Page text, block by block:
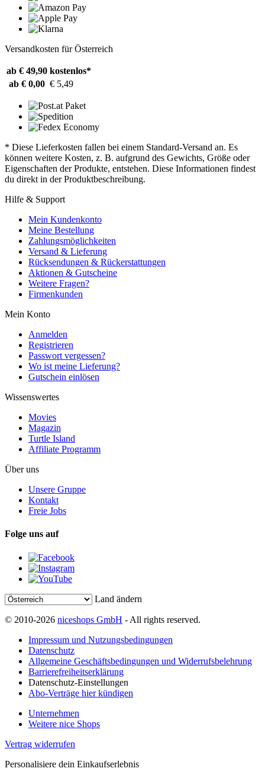
Versandkosten für Österreich
ab € 49,90 kostenlos*
ab € 0,00 € 5,49
* Diese Lieferkosten fallen bei einem Standard-Versand an. Es
können weitere Kosten, z. B. aufgrund des Gewichts, Größe oder
Eigenschaften der Produkte, entstehen. Diese Informationen findest
du direkt in der Produktbeschreibung.
Hilfe & Support
Mein Kundenkonto
Meine Bestellung
Zahlungsmöglichkeiten
Versand & Lieferung
Rücksendungen & Rückerstattungen
Aktionen & Gutscheine
Weitere Fragen?
Firmenkunden
Mein Konto
Anmelden
Registrieren
Passwort vergessen?
Wo ist meine Lieferung?
Gutschein einlösen
Wissenswertes
Movies
Magazin
Turtle Island
Affiliate Programm
Über uns
Unsere Gruppe
Kontakt
Freie Jobs
Folge uns auf
Land ändern
© 2010-2026 niceshops GmbH - All rights reserved.
Impressum und Nutzungsbedingungen
Datenschutz
Allgemeine Geschäftsbedingungen und Widerrufsbelehrung
Barrierefreiheitserklärung
Datenschutz-Einstellungen
Abo-Verträge hier kündigen
Unternehmen
Weitere nice Shops
Vertrag widerrufen
Personalisiere dein Einkaufserlebnis